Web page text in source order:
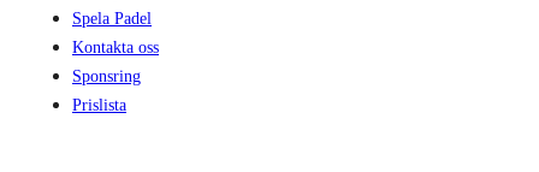
Spela Padel
Kontakta oss
Sponsring
Prislista